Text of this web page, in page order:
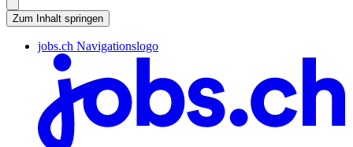
Zum Inhalt springen
jobs.ch Navigationslogo